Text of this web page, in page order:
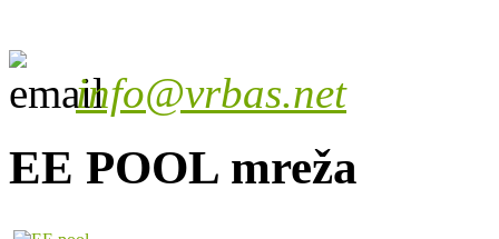
info@vrbas.net
EE POOL mreža